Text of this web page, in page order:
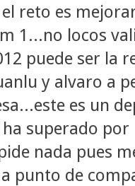
reto es
1...no locos
puede ser la
y alvaro a
es un
superado
nada pues
punto de